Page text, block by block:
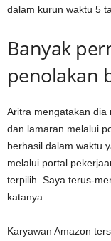
dalam kurun waktu 5
Banyak
penolakan
Aritra mengatakan dia
dan lamaran melalui
berhasil dalam waktu
melalui portal
terpilih. Saya terus-
katanya.
Karyawan Amazon